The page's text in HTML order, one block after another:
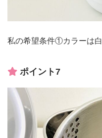
私の希望条件①カラーは白
ポイント7